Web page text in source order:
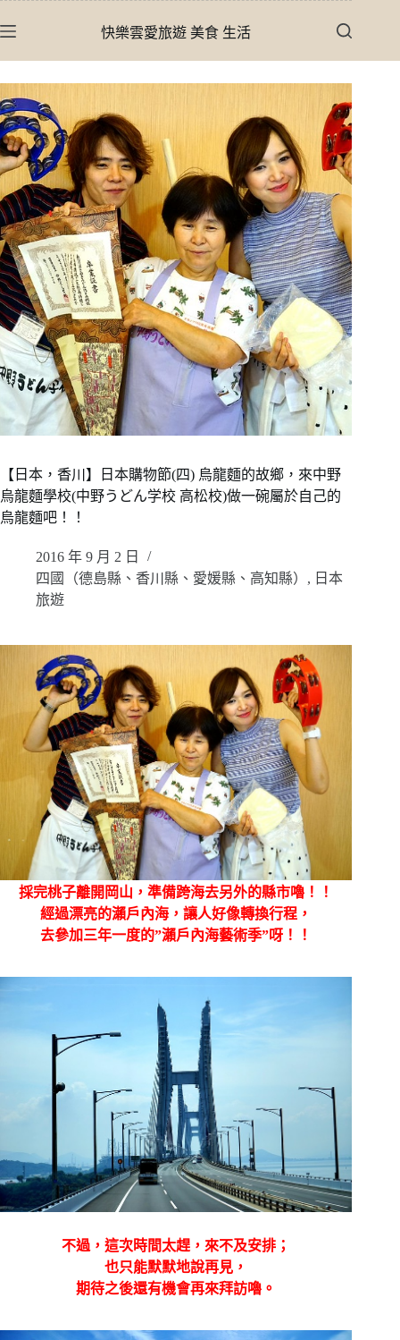
至
內
容
快樂雲愛旅遊 美食 生活
【日本，香川】日本購物節(四) 烏龍麵的故鄉，來中野
烏龍麵學校(中野うどん学校 高松校)做一碗屬於自己的
烏龍麵吧！！
2016 年 9 月 2 日
四國（德島縣、香川縣、愛媛縣、高知縣） , 日本
旅遊
採完桃子離開岡山，準備跨海去另外的縣市嚕！！
經過漂亮的瀨戶內海，讓人好像轉換行程，
去參加三年一度的”瀨戶內海藝術季”呀！！
不過，這次時間太趕，來不及安排；
也只能默默地說再見，
期待之後還有機會再來拜訪嚕。